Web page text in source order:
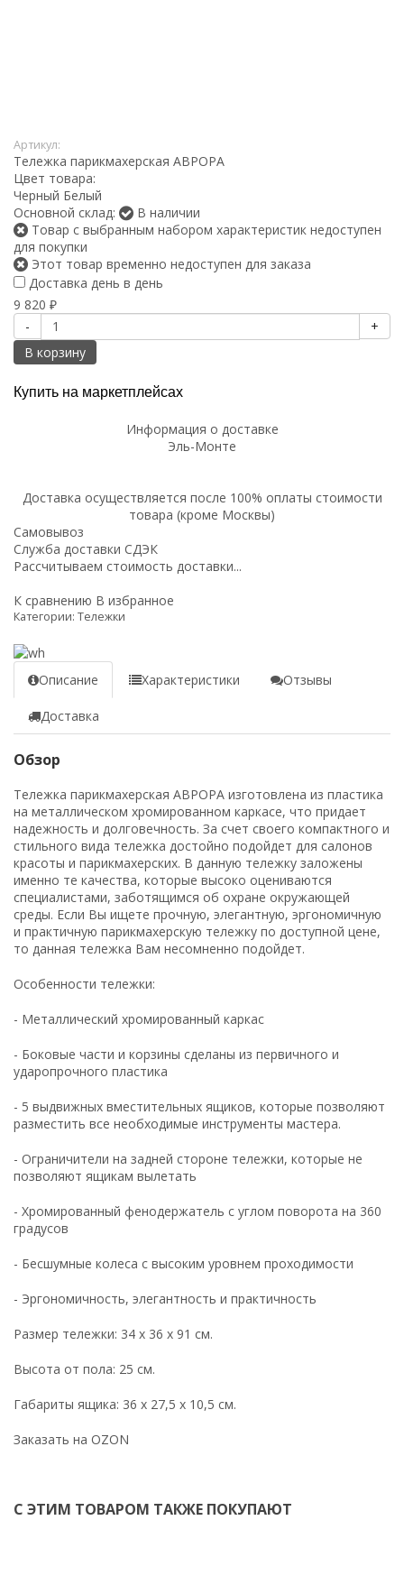
Артикул:
Тележка парикмахерская АВРОРА
Цвет товара:
Черный Белый
Основной склад:
В наличии
Товар с выбранным набором характеристик недоступен
для покупки
Этот товар временно недоступен для заказа
Доставка день в день
9 820 ₽
-
+
В корзину
Купить на маркетплейсах
Информация о доставке
Эль-Монте
Доставка осуществляется после 100% оплаты стоимости
товара (кроме Москвы)
Самовывоз
Служба доставки СДЭК
Рассчитываем стоимость доставки...
К сравнению В избранное
Категории: Тележки
Описание Характеристики Отзывы
Доставка
Обзор
Тележка парикмахерская АВРОРА изготовлена из пластика
на металлическом хромированном каркасе, что придает
надежность и долговечность. За счет своего компактного и
стильного вида тележка достойно подойдет для салонов
красоты и парикмахерских. В данную тележку заложены
именно те качества, которые высоко оцениваются
специалистами, заботящимся об охране окружающей
среды. Если Вы ищете прочную, элегантную, эргономичную
и практичную парикмахерскую тележку по доступной цене,
то данная тележка Вам несомненно подойдет.
Особенности тележки:
- Металлический хромированный каркас
- Боковые части и корзины сделаны из первичного и
ударопрочного пластика
- 5 выдвижных вместительных ящиков, которые позволяют
разместить все необходимые инструменты мастера.
- Ограничители на задней стороне тележки, которые не
позволяют ящикам вылетать
- Хромированный фенодержатель с углом поворота на 360
градусов
- Бесшумные колеса с высоким уровнем проходимости
- Эргономичность, элегантность и практичность
Размер тележки: 34 х 36 х 91 см.
Высота от пола: 25 см.
Габариты ящика: 36 х 27,5 х 10,5 см.
Заказать на OZON
С ЭТИМ ТОВАРОМ ТАКЖЕ ПОКУПАЮТ